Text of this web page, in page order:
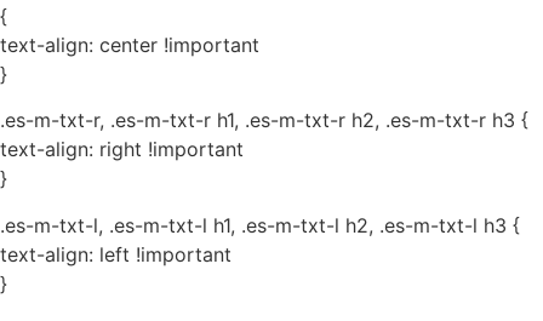
{
text-align: center !important
}
.es-m-txt-r, .es-m-txt-r h1, .es-m-txt-r h2, .es-m-txt-r h3 {
text-align: right !important
}
.es-m-txt-l, .es-m-txt-l h1, .es-m-txt-l h2, .es-m-txt-l h3 {
text-align: left !important
}